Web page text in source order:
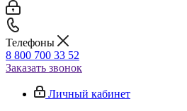
Телефоны
8 800 700 33 52
Заказать звонок
Личный кабинет